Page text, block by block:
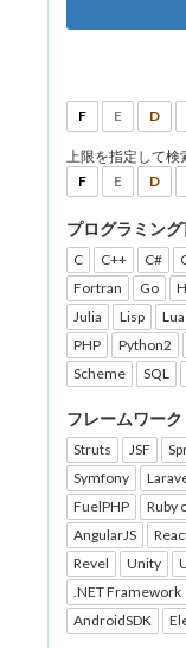
F E D
上限を指定して検
F
E D
プログラミン
C C++ C#
Fortran
Go
Julia
Lisp Lua
PHP
Python2
Scheme
SQL
フレームワーク
Struts JSF
Symfony
FuelPHP
Ruby
AngularJS
Revel
Unity
.NET Framework
AndroidSDK